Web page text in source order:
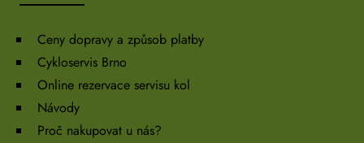
Ceny dopravy a způsob platby
Cykloservis Brno
Online rezervace servisu kol
Návody
Proč nakupovat u nás?